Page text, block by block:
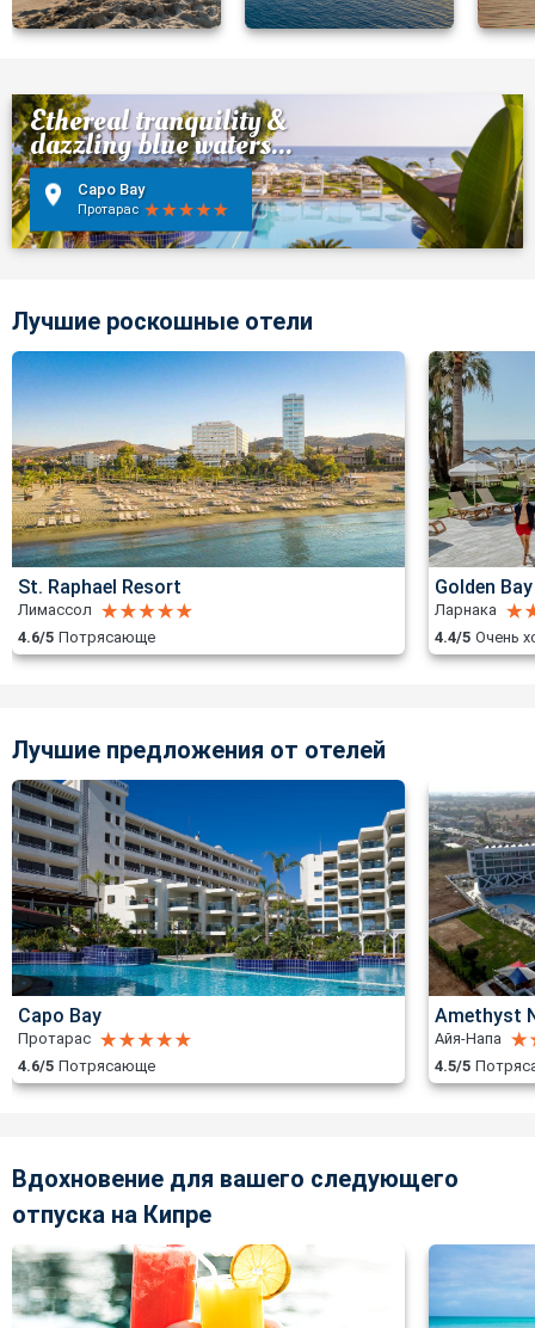
Ethereal tranquility &
dazzling blue waters...
Capo Bay
Протарас
Лучшие роскошные отели
St. Raphael Resort
Лимассол
4.6/5 Потрясающе
Golden
Ларнака
4.4/5 Очень
Лучшие предложения от отелей
Capo Bay
Протарас
4.6/5 Потрясающе
Amethyst
Айя-Напа
4.5/5
Вдохновение для вашего следующего
отпуска на Кипре